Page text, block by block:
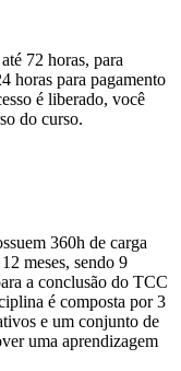
72 horas, para
horas para pagamento
é liberado, você
do curso.
360h de carga
meses, sendo 9
a conclusão do TCC
é composta por 3
e um conjunto de
uma aprendizagem